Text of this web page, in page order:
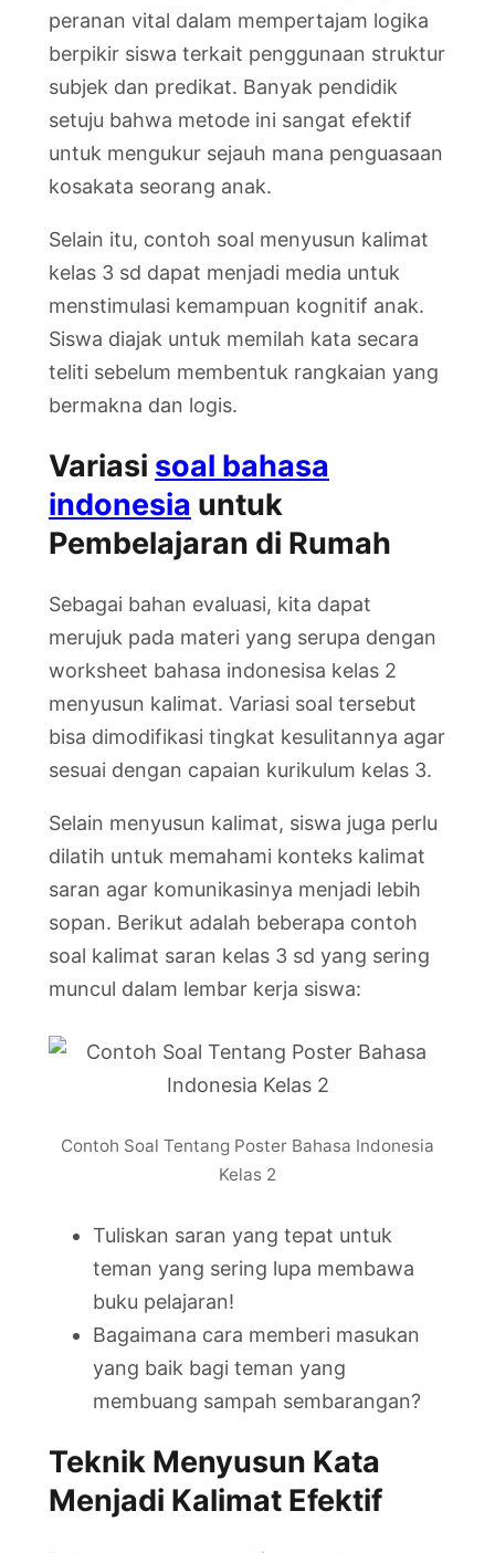
peranan vital dalam mempertajam logika
berpikir siswa terkait penggunaan struktur
subjek dan predikat. Banyak pendidik
setuju bahwa metode ini sangat efektif
untuk mengukur sejauh mana penguasaan
kosakata seorang anak.
Selain itu, contoh soal menyusun kalimat
kelas 3 sd dapat menjadi media untuk
menstimulasi kemampuan kognitif anak.
Siswa diajak untuk memilah kata secara
teliti sebelum membentuk rangkaian yang
bermakna dan logis.
Variasi soal bahasa
indonesia untuk
Pembelajaran di Rumah
Sebagai bahan evaluasi, kita dapat
merujuk pada materi yang serupa dengan
worksheet bahasa indonesisa kelas 2
menyusun kalimat. Variasi soal tersebut
bisa dimodifikasi tingkat kesulitannya agar
sesuai dengan capaian kurikulum kelas 3.
Selain menyusun kalimat, siswa juga perlu
dilatih untuk memahami konteks kalimat
saran agar komunikasinya menjadi lebih
sopan. Berikut adalah beberapa contoh
soal kalimat saran kelas 3 sd yang sering
muncul dalam lembar kerja siswa:
Contoh Soal Tentang Poster Bahasa Indonesia
Kelas 2
Tuliskan saran yang tepat untuk
teman yang sering lupa membawa
buku pelajaran!
Bagaimana cara memberi masukan
yang baik bagi teman yang
membuang sampah sembarangan?
Teknik Menyusun Kata
Menjadi Kalimat Efektif